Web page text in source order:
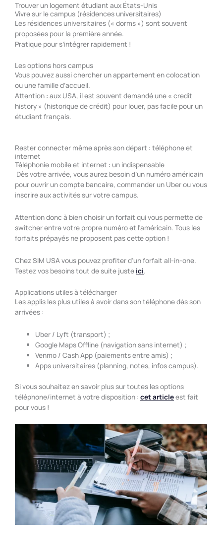
Trouver un logement étudiant aux États-Unis
Vivre sur le campus (résidences universitaires)
Les résidences universitaires (« dorms ») sont souvent
proposées pour la première année.
Pratique pour s’intégrer rapidement !
Les options hors campus
Vous pouvez aussi chercher un appartement en colocation
ou une famille d’accueil.
Attention : aux USA, il est souvent demandé une « credit
history » (historique de crédit) pour louer, pas facile pour un
étudiant français.
Rester connecter même après son départ : téléphone et
internet
Téléphonie mobile et internet : un indispensable
Dès votre arrivée, vous aurez besoin d’un numéro américain
pour ouvrir un compte bancaire, commander un Uber ou vous
inscrire aux activités sur votre campus.
Attention donc à bien choisir un forfait qui vous permette de
switcher entre votre propre numéro et l’américain. Tous les
forfaits prépayés ne proposent pas cette option !
Chez SIM USA vous pouvez profiter d’un forfait all-in-one.
Testez vos besoins tout de suite juste ici.
Applications utiles à télécharger
Les applis les plus utiles à avoir dans son téléphone dès son
arrivées :
Uber / Lyft (transport) ;
Google Maps Offline (navigation sans internet) ;
Venmo / Cash App (paiements entre amis) ;
Apps universitaires (planning, notes, infos campus).
Si vous souhaitez en savoir plus sur toutes les options
téléphone/internet à votre disposition : cet articleest fait
pour vous !